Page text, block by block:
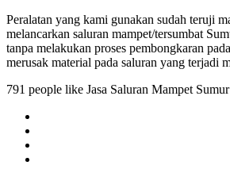
Peralatan yang kami gunakan sudah teruji
melancarkan saluran mampet/tersumbat
tanpa melakukan proses pembongkaran
merusak material pada saluran yang terjadi
791 people like Jasa Saluran Mampet